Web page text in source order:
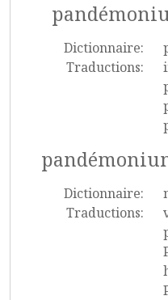
Dictionnaire:
Traductions:
Dictionnaire:
Traductions: